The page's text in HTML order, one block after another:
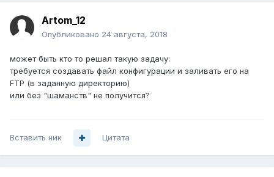
Artom_12
Опубликовано 24 августа, 2018
может быть кто то решал такую задачу:
требуется создавать файл конфигурации и заливать его на
FTP (в заданную директорию)
или без "шаманств" не получится?
Вставить ник Цитата